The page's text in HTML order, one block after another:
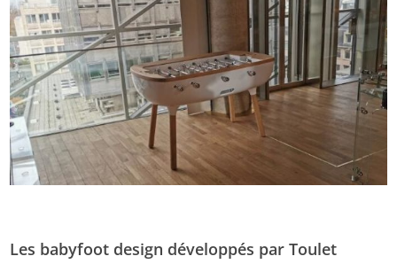
Les babyfoot design développés par Toulet